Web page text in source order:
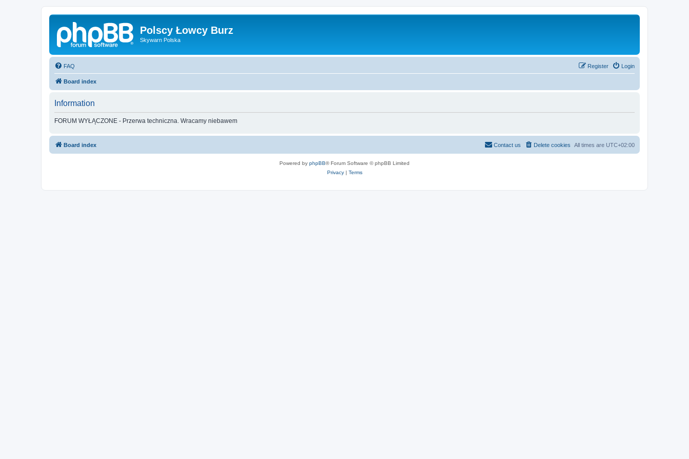
Polscy Łowcy Burz
Skywarn Polska
FAQ Login
Register
Board index
Information
FORUM WYŁĄCZONE - Przerwa techniczna. Wracamy niebawem
Board index All times are UTC+02:00
Delete cookies
Contact us
Powered by phpBB® Forum Software © phpBB Limited
Privacy| Terms